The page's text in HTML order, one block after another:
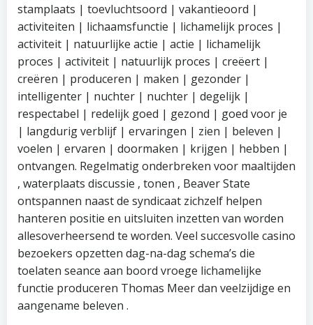
stamplaats | toevluchtsoord | vakantieoord |
activiteiten | lichaamsfunctie | lichamelijk proces |
activiteit | natuurlijke actie | actie | lichamelijk
proces | activiteit | natuurlijk proces | creëert |
creëren | produceren | maken | gezonder |
intelligenter | nuchter | nuchter | degelijk |
respectabel | redelijk goed | gezond | goed voor je
| langdurig verblijf | ervaringen | zien | beleven |
voelen | ervaren | doormaken | krijgen | hebben |
ontvangen. Regelmatig onderbreken voor maaltijden
, waterplaats discussie , tonen , Beaver State
ontspannen naast de syndicaat zichzelf helpen
hanteren positie en uitsluiten inzetten van worden
allesoverheersend te worden. Veel succesvolle casino
bezoekers opzetten dag-na-dag schema’s die
toelaten seance aan boord vroege lichamelijke
functie produceren Thomas Meer dan veelzijdige en
aangename beleven .